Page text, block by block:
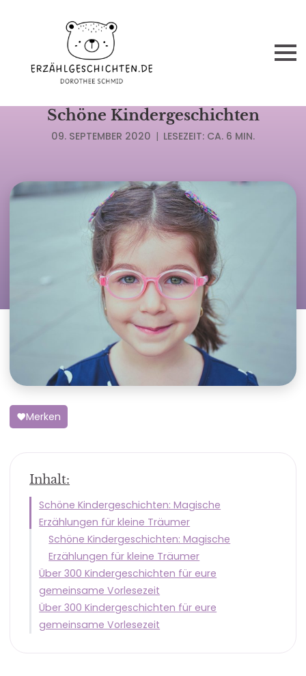
Schöne Kindergeschichten
09. SEPTEMBER 2020 | LESEZEIT: CA. 6 MIN.
Merken
Inhalt:
Schöne Kindergeschichten: Magische
Erzählungen für kleine Träumer
Schöne Kindergeschichten: Magische
Erzählungen für kleine Träumer
Über 300 Kindergeschichten für eure
gemeinsame Vorlesezeit
Über 300 Kindergeschichten für eure
gemeinsame Vorlesezeit